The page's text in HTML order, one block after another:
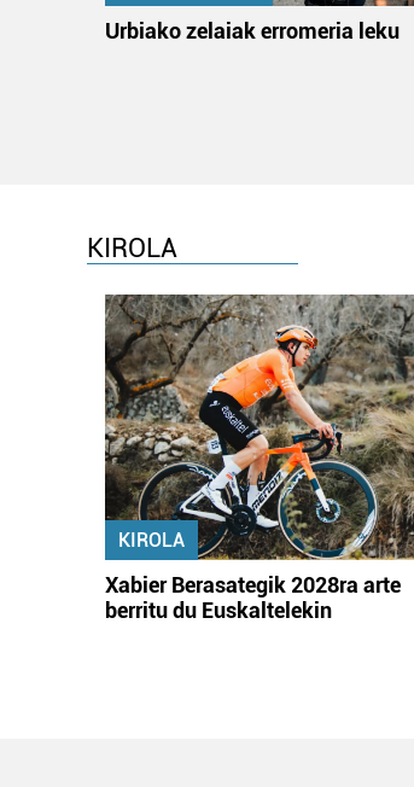
Urbiako zelaiak erromeria leku
KIROLA
KIROLA
Xabier Berasategik 2028ra arte
berritu du Euskaltelekin